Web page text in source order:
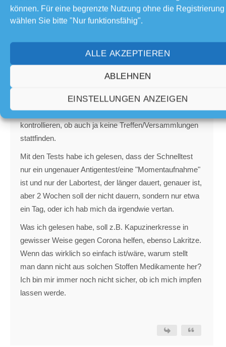
können. Für eine begrenzte Nutzung ohne die Registrierung
wählen Sie bitte "Nur funktionsfähig".
ALLE AKZEPTIEREN
ABLEHNEN
EINSTELLUNGEN ANZEIGEN
könnte es vielleicht sein, dass eine ehemalige, sehr
gute, liebe Kollegin von mir auch Corona hatte, weil die
mit nur 34 Jahren an eine Lungenembolie gestorben ist,
Anfang diesen Monats.
Ich muss ja leider, wie alle anderen auch, die
Regelungen und Beschränkungen/ Verbote der
zahlen will. In Lingen soll sogar ein Polizeicontainer auf,
oder am Marktplatz stehen, von dem aus Polizisten
kontrollieren, ob auch ja keine Treffen/Versammlungen
stattfinden.
Mit den Tests habe ich gelesen, dass der Schnelltest
nur ein ungenauer Antigentest/eine "Momentaufnahme"
ist und nur der Labortest, der länger dauert, genauer ist,
aber 2 Wochen soll der nicht dauern, sondern nur etwa
ein Tag, oder ich hab mich da irgendwie vertan.
Was ich gelesen habe, soll z.B. Kapuzinerkresse in
gewisser Weise gegen Corona helfen, ebenso Lakritze.
Wenn das wirklich so einfach ist/wäre, warum stellt
man dann nicht aus solchen Stoffen Medikamente her?
Ich bin mir immer noch nicht sicher, ob ich mich impfen
lassen werde.